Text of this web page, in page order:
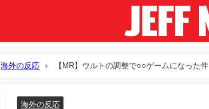
海外の反応 【MR】ウルトの調整で○○ゲームになった件
海外の反応